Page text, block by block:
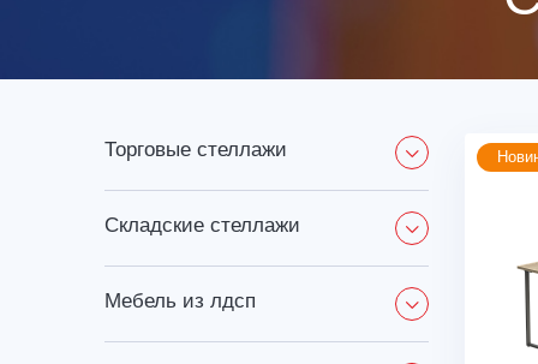
торговые стеллажи
складские стеллажи
мебель из лдсп